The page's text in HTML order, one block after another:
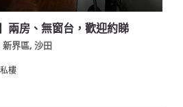
兩房、無窗台，歡迎約睇
界區, 沙田
私樓